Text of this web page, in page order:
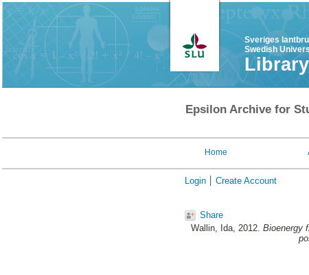
Sveriges
Swedish
Library
Epsilon Archive for
Home
Login Create Account
Share
Wallin, Ida, 2012. Bioenergy